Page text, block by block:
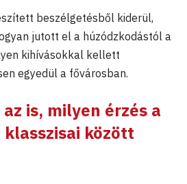
beszélgetésből kiderül,
jutott el a húzódzkodástól a
kihívásokkal kellett
egyedül a fővárosban.
is, milyen érzés a
klasszisai között